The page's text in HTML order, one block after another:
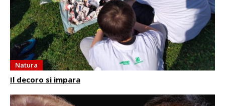
Natura
Il decoro si impara